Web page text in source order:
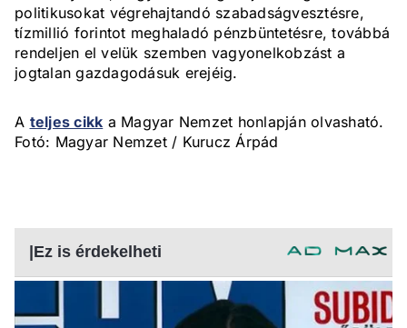
politikusokat végrehajtandó szabadságvesztésre,
tízmillió forintot meghaladó pénzbüntetésre, továbbá
rendeljen el velük szemben vagyonelkobzást a
jogtalan gazdagodásuk erejéig.
A teljes cikk a Magyar Nemzet honlapján olvasható.
Fotó: Magyar Nemzet / Kurucz Árpád